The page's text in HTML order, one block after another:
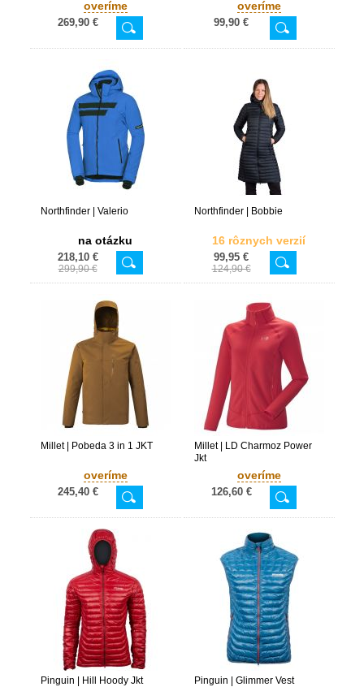
overíme
269,90 €
overíme
99,90 €
Northfinder | Valerio
na otázku
218,10 €
299,90 €
Northfinder | Bobbie
16 rôznych verzií
99,95 €
124,90 €
Millet | Pobeda 3 in 1 JKT
overíme
245,40 €
Millet | LD Charmoz Power
Jkt
overíme
126,60 €
Pinguin | Hill Hoody Jkt Pinguin | Glimmer Vest